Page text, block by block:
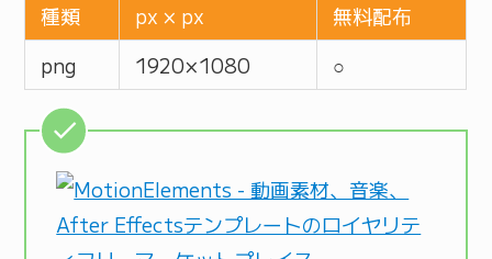
種類 px × px
無料配布
png
1920 × 1080 ○